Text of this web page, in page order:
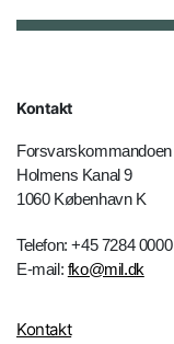
Kontakt
Forsvarskommandoen
Holmens Kanal 9
1060 København K
Telefon: +45 7284 0000
E-mail: fko@mil.dk
Kontakt